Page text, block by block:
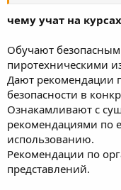
чему учат на
Обучают
пиротехническими
Дают рекомендации
безопасности в
Ознакамливают с
рекомендациями по
использованию.
Рекомендации по
представлений.